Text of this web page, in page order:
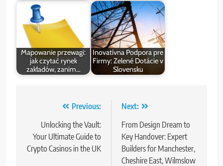
Mapowanie przewagi:
jak czytać rynek
zakładów, zanim…
Inovatívna Podpora pre
Firmy: Zelené Dotácie v
Slovensku
navigation
Previous:
Unlocking the Vault:
Your Ultimate Guide to
Crypto Casinos in the UK
Next:
From Design Dream to
Key Handover: Expert
Builders for Manchester,
Cheshire East, Wilmslow